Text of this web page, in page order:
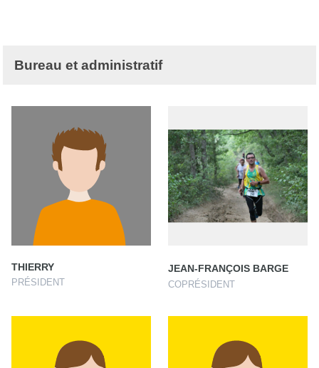
Bureau et administratif
THIERRY
PRÉSIDENT
JEAN-FRANÇOIS BARGE
COPRÉSIDENT